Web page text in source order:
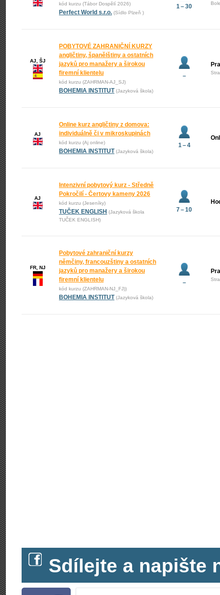
kód kurzu (Tábor Dospělí 2026)
Perfect World s.r.o. (Sídlo Plzeň )
1 – 30
AJ, ŠJ
POBYTOVÉ ZAHRANIČNÍ KURZY
angličtiny, španělštiny a ostatních
jazyků pro manažery a širokou
firemní klientelu
kód kurzu (ZAHRMAN-AJ_SJ)
BOHEMIA INSTITUT (Jazyková škola)
–
AJ
Online kurz angličtiny z domova:
individuálně či v mikroskupinách
kód kurzu (Aj online)
BOHEMIA INSTITUT (Jazyková škola)
1 – 4
AJ
Intenzivní pobytový kurz - Středně
Pokročilí - Čertovy kameny 2026
kód kurzu (Jeseníky)
TUČEK ENGLISH (Jazyková škola
TUČEK ENGLISH)
7 – 10
FR, NJ
Pobytové zahraniční kurzy
němčiny, francouzštiny a ostatních
jazyků pro manažery a širokou
firemní klientelu
kód kurzu (ZAHRMAN-NJ_FJ))
BOHEMIA INSTITUT (Jazyková škola)
–
Sdílejte a napište